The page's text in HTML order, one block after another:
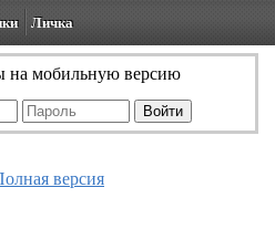
Личка
на мобильную версию
версия